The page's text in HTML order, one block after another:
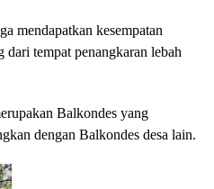
mendapatkan kesempatan
tempat penangkaran lebah
Balkondes yang
dengan Balkondes desa lain.